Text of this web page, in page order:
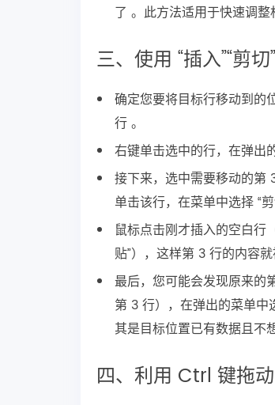
了 。此方法适用于快速调整
三、使用 “插入”“剪切
确定您要将目标行移动到的
行 。
右键单击选中的行，在弹出
接下来，选中需要移动的
单击该行，在菜单中选择 “
鼠标点击刚才插入的空白
贴”），这样第 3 行的内容
最后，您可能会发现原来的
第 3 行），在弹出的菜单中
其是目标位置已有数据且不
四、利用 Ctrl 键拖动